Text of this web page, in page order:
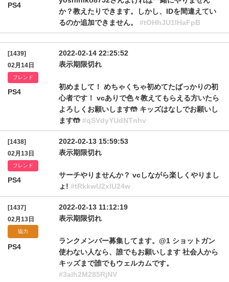
PS4
か？教えたりできます。しかし、IDを間違えてい
るのか追加できません。 #tOHhJU1lHaFpB
[1439]
02月14日
フレンド
PS4
2022-02-14 22:25:52
表示期限切れ
初めまして！ めちゃくちゃ初めてたばっかりの初
心者です！ vcありで色々教えてもらえる方いたら
よろしくお願いします🤲 キッズはなしでお願いし
ます🤲 #qSVdyYUdNTnhv
[1438]
02月13日
フレンド
PS4
2022-02-13 15:59:53
表示期限切れ
サーチやりませんか？ vcしながら楽しくやりまし
ょ! #tRkkwU2xlU24w
[1437]
02月13日
協力
PS4
2022-02-13 11:12:19
表示期限切れ
ランクメンバー募集してます。@1 ショットガン
使わない人なら、誰でもお願いします 社会人から
キッズまで誰でもウェルカムです。
#3alh2M285RjNV